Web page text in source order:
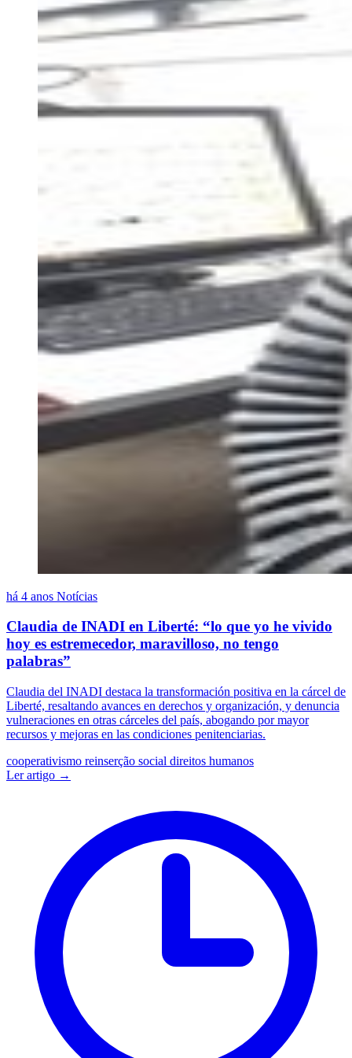
há 4 anos Notícias
Claudia de INADI en Liberté: “lo que yo he vivido
hoy es estremecedor, maravilloso, no tengo
palabras”
Claudia del INADI destaca la transformación positiva en la cárcel de
Liberté, resaltando avances en derechos y organización, y denuncia
vulneraciones en otras cárceles del país, abogando por mayor
recursos y mejoras en las condiciones penitenciarias.
cooperativismo reinserção social direitos humanos
Ler artigo →